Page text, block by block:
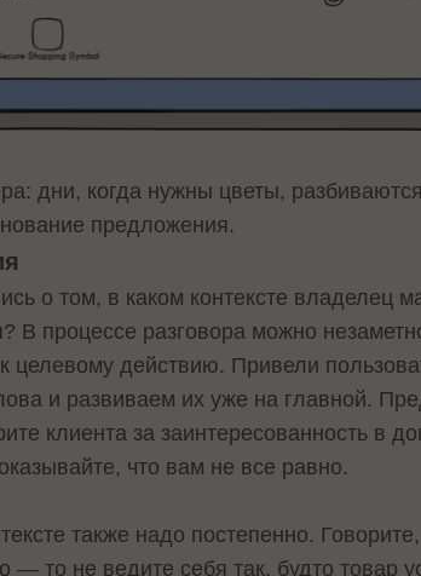
дни, когда нужны цветы,
предложения.
о том, в каком контексте владелец
В процессе разговора можно
целевому действию. Привели
и развиваем их уже на главной.
клиента за заинтересованность в
что вам не все равно.
также надо постепенно.
— то не ведите себя так, будто товар